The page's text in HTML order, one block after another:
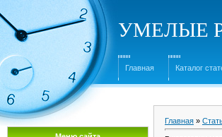
УМЕЛЫЕ
Главная Каталог
Главная »